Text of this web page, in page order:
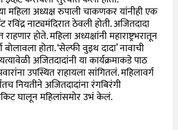
महिला अध्यक्ष रुपाली चाकणकर यांनीही एक
रविंद्र नाट्यमंदिरात ठेवली होती. अजितदादा
होते. महिला अध्यक्षांनी महाराष्ट्रभरातून
होता. ‘सेल्फी वुइथ दादा’ नावाची
अजितदादांनी या कार्यक्रमाकडे पाठ
उपस्थित राहायला सांगितलं. महिलावर्ग
नियतीने अजितदादांना रंगबिरंगी
घालून महिलांसमोर उभं केलं.